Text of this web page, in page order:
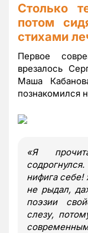
Столько
потом
стихами
Первое
врезалось
Маша
познакомился
«Я
нифига
не рыдал,
поэзии
слезу,